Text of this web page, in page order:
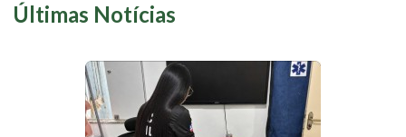
Últimas Notícias